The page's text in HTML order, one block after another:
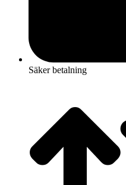
Säker betalning